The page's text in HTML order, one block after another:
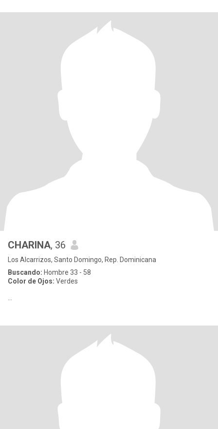
CHARINA, 36
Los Alcarrizos, Santo Domingo, Rep. Dominicana
Buscando: Hombre 33 - 58
Color de Ojos: Verdes